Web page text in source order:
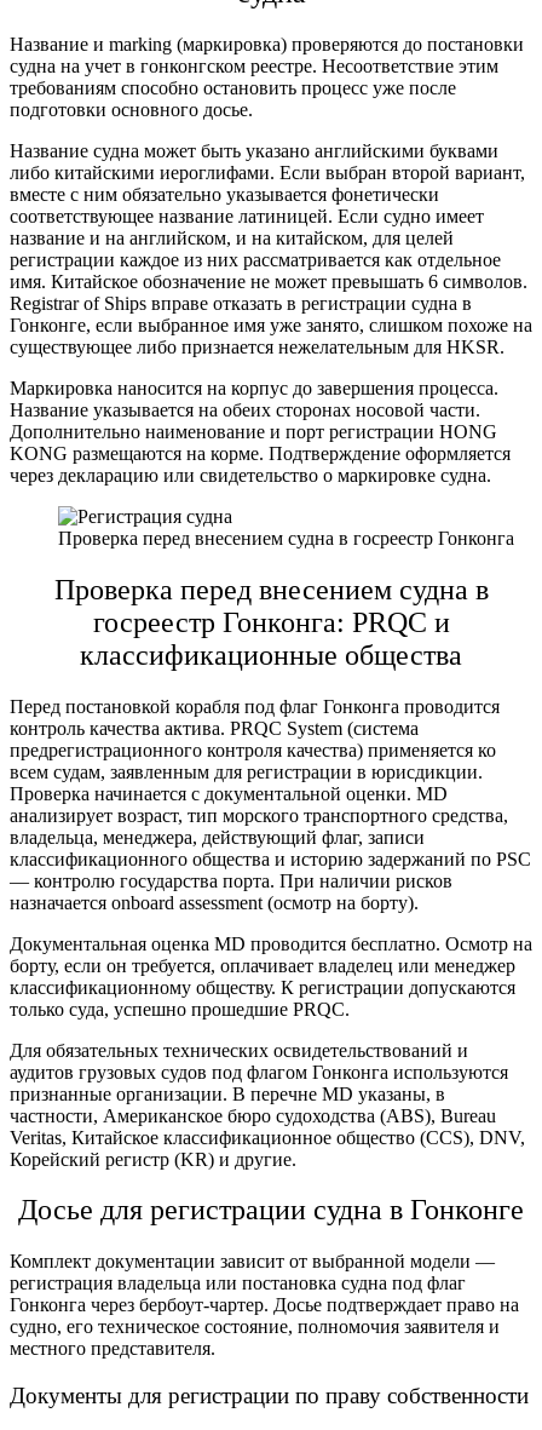
Название и marking (маркировка) проверяются до постановки
судна на учет в гонконгском реестре. Несоответствие этим
требованиям способно остановить процесс уже после
подготовки основного досье.
Название судна может быть указано английскими буквами
либо китайскими иероглифами. Если выбран второй вариант,
вместе с ним обязательно указывается фонетически
соответствующее название латиницей. Если судно имеет
название и на английском, и на китайском, для целей
регистрации каждое из них рассматривается как отдельное
имя. Китайское обозначение не может превышать 6 символов.
Registrar of Ships вправе отказать в регистрации судна в
Гонконге, если выбранное имя уже занято, слишком похоже на
существующее либо признается нежелательным для HKSR.
Маркировка наносится на корпус до завершения процесса.
Название указывается на обеих сторонах носовой части.
Дополнительно наименование и порт регистрации HONG
KONG размещаются на корме. Подтверждение оформляется
через декларацию или свидетельство о маркировке судна.
Проверка перед внесением судна в госреестр Гонконга
Проверка перед внесением судна в
госреестр Гонконга: PRQC и
классификационные общества
Перед постановкой корабля под флаг Гонконга проводится
контроль качества актива. PRQC System (система
предрегистрационного контроля качества) применяется ко
всем судам, заявленным для регистрации в юрисдикции.
Проверка начинается с документальной оценки. MD
анализирует возраст, тип морского транспортного средства,
владельца, менеджера, действующий флаг, записи
классификационного общества и историю задержаний по PSC
— контролю государства порта. При наличии рисков
назначается onboard assessment (осмотр на борту).
Документальная оценка MD проводится бесплатно. Осмотр на
борту, если он требуется, оплачивает владелец или менеджер
классификационному обществу. К регистрации допускаются
только суда, успешно прошедшие PRQC.
Для обязательных технических освидетельствований и
аудитов грузовых судов под флагом Гонконга используются
признанные организации. В перечне MD указаны, в
частности, Американское бюро судоходства (ABS), Bureau
Veritas, Китайское классификационное общество (CCS), DNV,
Корейский регистр (KR) и другие.
Досье для регистрации судна в Гонконге
Комплект документации зависит от выбранной модели —
регистрация владельца или постановка судна под флаг
Гонконга через бербоут-чартер. Досье подтверждает право на
судно, его техническое состояние, полномочия заявителя и
местного представителя.
Документы для регистрации по праву собственности